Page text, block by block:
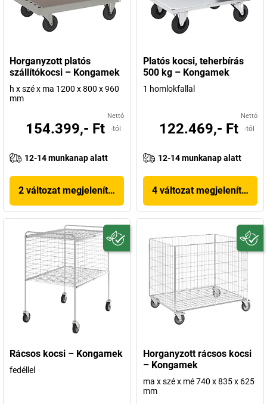
Horganyzott platós
szállítókocsi – Kongamek
h x szé x ma 1200 x 800 x 960
mm
Nettó
154.399,- Ft -tól
12-14 munkanap alatt
2 változat megjelenítése
Platós kocsi, teherbírás
500 kg – Kongamek
1 homlokfallal
Nettó
122.469,- Ft -tól
12-14 munkanap alatt
4 változat megjelenítése
Rácsos kocsi – Kongamek
fedéllel
Horganyzott rácsos kocsi
– Kongamek
ma x szé x mé 740 x 835 x 625
mm